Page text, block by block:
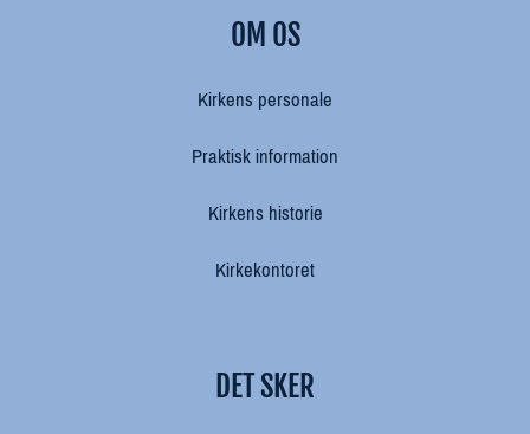
OM OS
Kirkens personale
Praktisk information
Kirkens historie
Kirkekontoret
DET SKER